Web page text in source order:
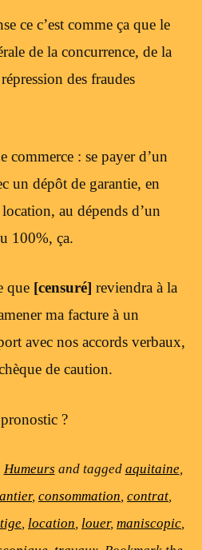
ce c’est comme ça que le
de la concurrence, de la
des fraudes
commerce : se payer d’un
un dépôt de garantie, en
au dépends d’un
100%, ça.
que [censuré] reviendra à la
ma facture à un
avec nos accords verbaux,
de caution.
?
Humeurs and tagged aquitaine,
, consommation, contrat,
, location, louer, maniscopic,